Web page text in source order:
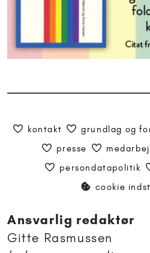
kontakt grundlag og
presse
persondatapolitik
cookie
Ansvarlig redaktør
Gitte Rasmussen